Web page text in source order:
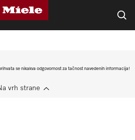
se nikakva odgovornost za tačnost navedenih informacija!
vrh strane